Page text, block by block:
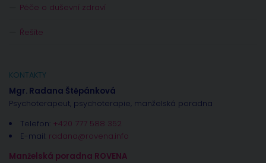
Péče o duševní zdraví
Řešíte
KONTAKTY
Mgr. Radana Štěpánková
Psychoterapeut, psychoterapie, manželská poradna
Telefon: +420 777 588 352
E-mail: radana@rovena.info
Manželská poradna ROVENA